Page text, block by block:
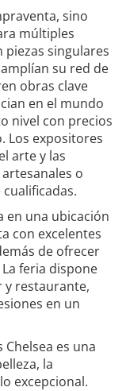
sino
múltiples
singulares
su red de
obras clave
en el mundo
nivel con precios
Los expositores
arte y las
o
en una ubicación
con excelentes
de ofrecer
feria dispone
y restaurante,
en un
es una
la
excepcional.